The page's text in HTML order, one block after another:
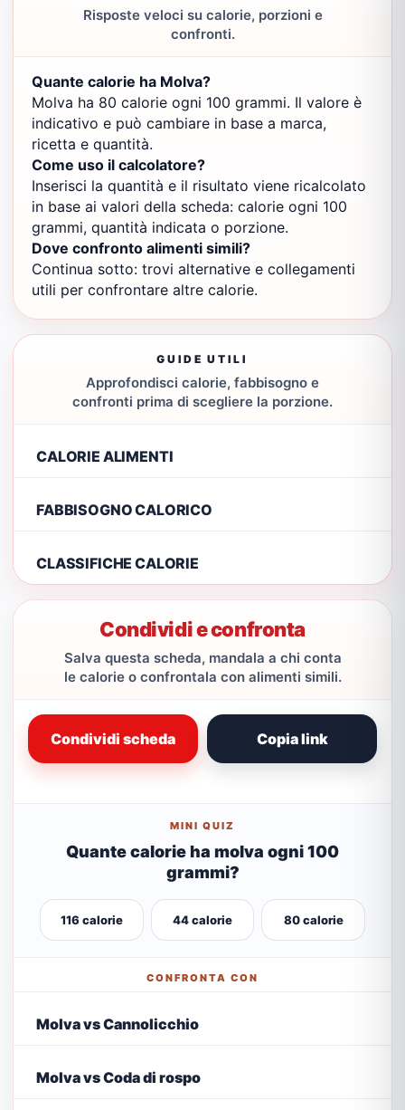
Risposte veloci su calorie, porzioni e
confronti.
Quante calorie ha Molva?
Molva ha 80 calorie ogni 100 grammi. Il valore è
indicativo e può cambiare in base a marca,
ricetta e quantità.
Come uso il calcolatore?
Inserisci la quantità e il risultato viene ricalcolato
in base ai valori della scheda: calorie ogni 100
grammi, quantità indicata o porzione.
Dove confronto alimenti simili?
Continua sotto: trovi alternative e collegamenti
utili per confrontare altre calorie.
GUIDE UTILI
Approfondisci calorie, fabbisogno e
confronti prima di scegliere la porzione.
CALORIE ALIMENTI
FABBISOGNO CALORICO
CLASSIFICHE CALORIE
Condividi e confronta
Salva questa scheda, mandala a chi conta
le calorie o confrontala con alimenti simili.
Condividi scheda Copia link
MINI QUIZ
Quante calorie ha molva ogni 100
grammi?
116 calorie 44 calorie 80 calorie
CONFRONTA CON
Molva vs Cannolicchio
Molva vs Coda di rospo